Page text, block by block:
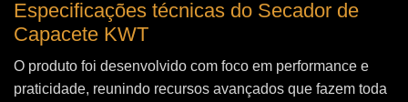
Especificações técnicas do Secador de
Capacete KWT
O produto foi desenvolvido com foco em performance e
praticidade, reunindo recursos avançados que fazem toda